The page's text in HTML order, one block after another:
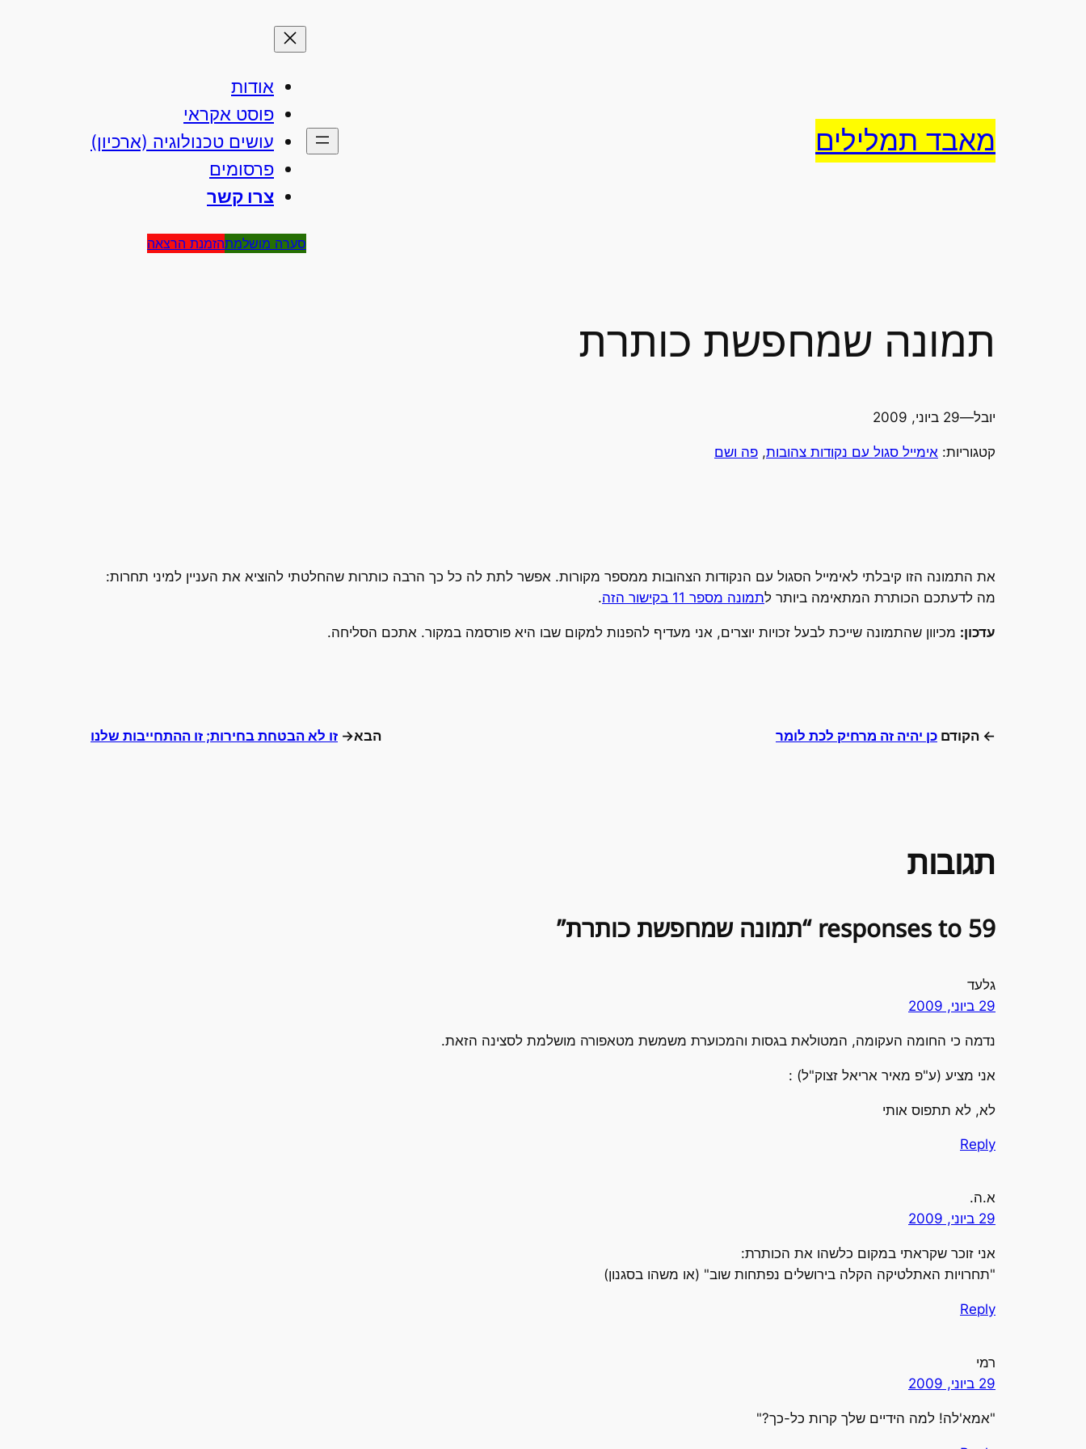
מאבד תמלילים
אודות
פוסט אקראי
עושים טכנולוגיה (ארכיון)
פרסומים
צרו קשר
סערה מושלמתהזמנת הרצאה
תמונה שמחפשת כותרת
יובל—29 ביוני, 2009
קטגוריות: אימייל סגול עם נקודות צהובות, פה ושם
את התמונה הזו קיבלתי לאימייל הסגול עם הנקודות הצהובות ממספר מקורות. אפשר לתת לה כל כך הרבה כותרות שהחלטתי להוציא את העניין למיני תחרות:
מה לדעתכם הכותרת המתאימה ביותר לתמונה מספר 11 בקישור הזה .
עדכון: מכיוון שהתמונה שייכת לבעל זכויות יוצרים, אני מעדיף להפנות למקום שבו היא פורסמה במקור. אתכם הסליחה.
← הקודם כן יהיה זה מרחיק לכת לומר הבא→ זו לא הבטחת בחירות; זו ההתחייבות שלנו
תגובות
59 responses to “תמונה שמחפשת כותרת”
גלעד
29 ביוני, 2009
נדמה כי החומה העקומה, המטולאת בגסות והמכוערת משמשת מטאפורה מושלמת לסצינה הזאת.
אני מציע (ע"פ מאיר אריאל זצוק"ל) :
לא, לא תתפוס אותי
Reply
א.ה.
29 ביוני, 2009
אני זוכר שקראתי במקום כלשהו את הכותרת:
"תחרויות האתלטיקה הקלה בירושלים נפתחות שוב" (או משהו בסגנון)
Reply
רמי
29 ביוני, 2009
"אמא'לה! למה הידיים שלך קרות כל-כך?"